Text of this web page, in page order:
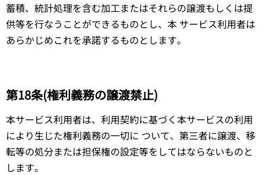
蓄積、統計処理を含む加工またはそれらの譲渡もしくは提
供等を行なうことができるものとし、本 サービス利用者は
あらかじめこれを承諾するものとします。
第18条(権利義務の譲渡禁止)
本サービス利用者は、利用契約に基づく本サービスの利用
により生じた権利義務の一切に ついて、第三者に譲渡、移
転等の処分または担保権の設定等をしてはならないものと
します。